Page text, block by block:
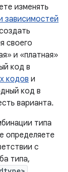
изменять
зависимостей
своего
и «платная»
код в
кодов и
код в
варианта.
типа
определяете
с
типа,